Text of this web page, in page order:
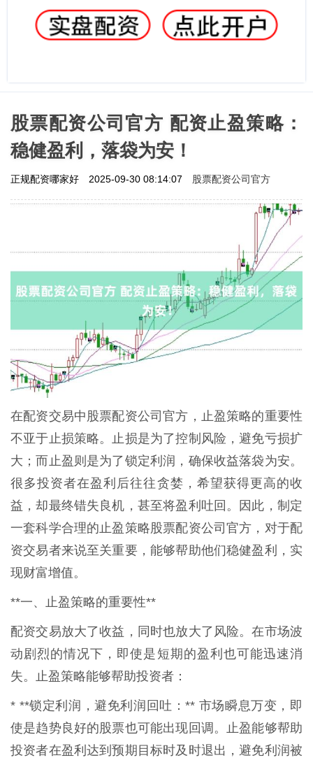
股票配资公司官方 配资止盈策略：
稳健盈利，落袋为安！
正规配资哪家好 2025-09-30 08:14:07 股票配资公司官方
在配资交易中股票配资公司官方，止盈策略的重要性
不亚于止损策略。止损是为了控制风险，避免亏损扩
大；而止盈则是为了锁定利润，确保收益落袋为安。
很多投资者在盈利后往往贪婪，希望获得更高的收
益，却最终错失良机，甚至将盈利吐回。因此，制定
一套科学合理的止盈策略股票配资公司官方，对于配
资交易者来说至关重要，能够帮助他们稳健盈利，实
现财富增值。
**一、止盈策略的重要性**
配资交易放大了收益，同时也放大了风险。在市场波
动剧烈的情况下，即使是短期的盈利也可能迅速消
失。止盈策略能够帮助投资者：
* **锁定利润，避免利润回吐：** 市场瞬息万变，即
使是趋势良好的股票也可能出现回调。止盈能够帮助
投资者在盈利达到预期目标时及时退出，避免利润被